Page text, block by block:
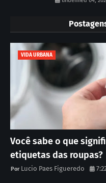
VIDA URBANA
Você sabe o que
etiquetas das roupas?
Lucio Paes Figueredo